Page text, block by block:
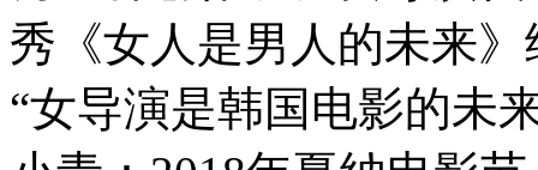
秀《女人是男人的未来
“女导演是韩国电影的未